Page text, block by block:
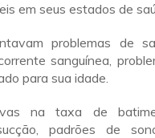
em seus estados de
problemas de
sanguínea,
para sua idade.
na taxa de
padrões de